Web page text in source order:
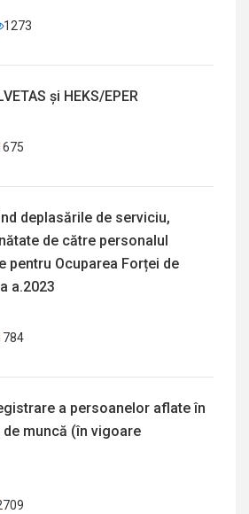
1273
și HEKS/EPER
deplasările de serviciu,
de către personalul
pentru Ocuparea Forței de
a.2023
a persoanelor aflate în
muncă (în vigoare